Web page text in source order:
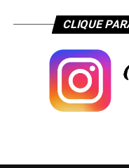
CLIQUE